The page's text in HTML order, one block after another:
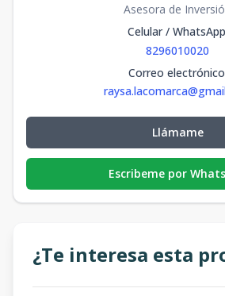
Asesora de
Celular / WhatsApp
8296010020
Correo electrónico
Llámame
Escribeme por
¿Te interesa esta